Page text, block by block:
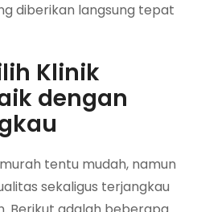
diberikan langsung tepat
Klinik
dengan
tentu mudah, namun
sekaligus terjangkau